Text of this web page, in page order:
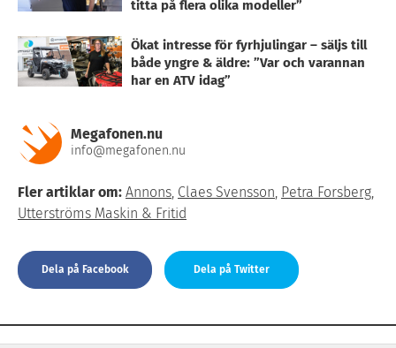
titta på flera olika modeller”
Ökat intresse för fyrhjulingar – säljs till
både yngre & äldre: ”Var och varannan
har en ATV idag”
Megafonen.nu
info@megafonen.nu
Fler artiklar om: Annons, Claes Svensson, Petra Forsberg,
Utterströms Maskin & Fritid
Dela på Facebook Dela på Twitter